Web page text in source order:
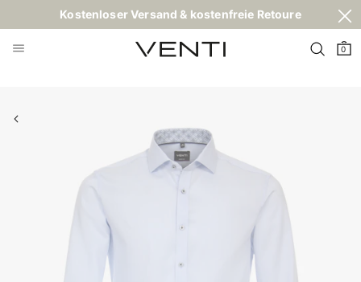
Kostenloser Versand & kostenfreie Retoure
0